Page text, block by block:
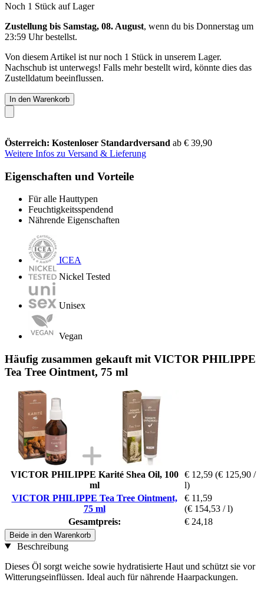
Noch 1 Stück auf Lager
Zustellung bis Samstag, 08. August, wenn du bis Donnerstag um
23:59 Uhrbestellst.
Von diesem Artikel ist nur noch 1 Stück in unserem Lager.
Nachschub ist unterwegs! Falls mehr bestellt wird, könnte dies das
Zustelldatum beeinflussen.
In den Warenkorb
Österreich: Kostenloser Standardversand ab € 39,90
Weitere Infos zu Versand & Lieferung
Eigenschaften und Vorteile
Für alle Hauttypen
Feuchtigkeitsspendend
Nährende Eigenschaften
ICEA
Nickel Tested
Unisex
Vegan
Häufig zusammen gekauft mit VICTOR PHILIPPE
Tea Tree Ointment, 75 ml
VICTOR PHILIPPE Karité Shea Oil, 100
ml
€ 12,59 (€ 125,90 /
l)
VICTOR PHILIPPE Tea Tree Ointment,
75 ml
€ 11,59
(€ 154,53 / l)
Gesamtpreis:
€ 24,18
Beide in den Warenkorb
Beschreibung
Dieses Öl sorgt weiche sowie hydratisierte Haut und schützt sie vor
Witterungseinflüssen. Ideal auch für nährende Haarpackungen.